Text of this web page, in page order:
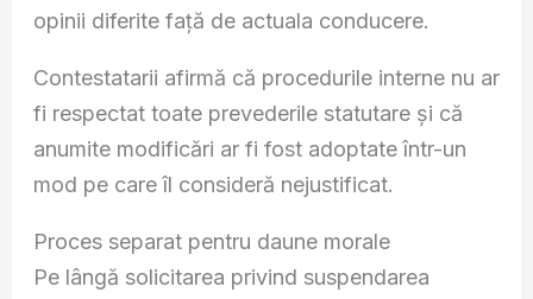
opinii diferite față de actuala conducere.
Contestatarii afirmă că procedurile interne nu ar
fi respectat toate prevederile statutare și că
anumite modificări ar fi fost adoptate într-un
mod pe care îl consideră nejustificat.
Proces separat pentru daune morale
Pe lângă solicitarea privind suspendarea